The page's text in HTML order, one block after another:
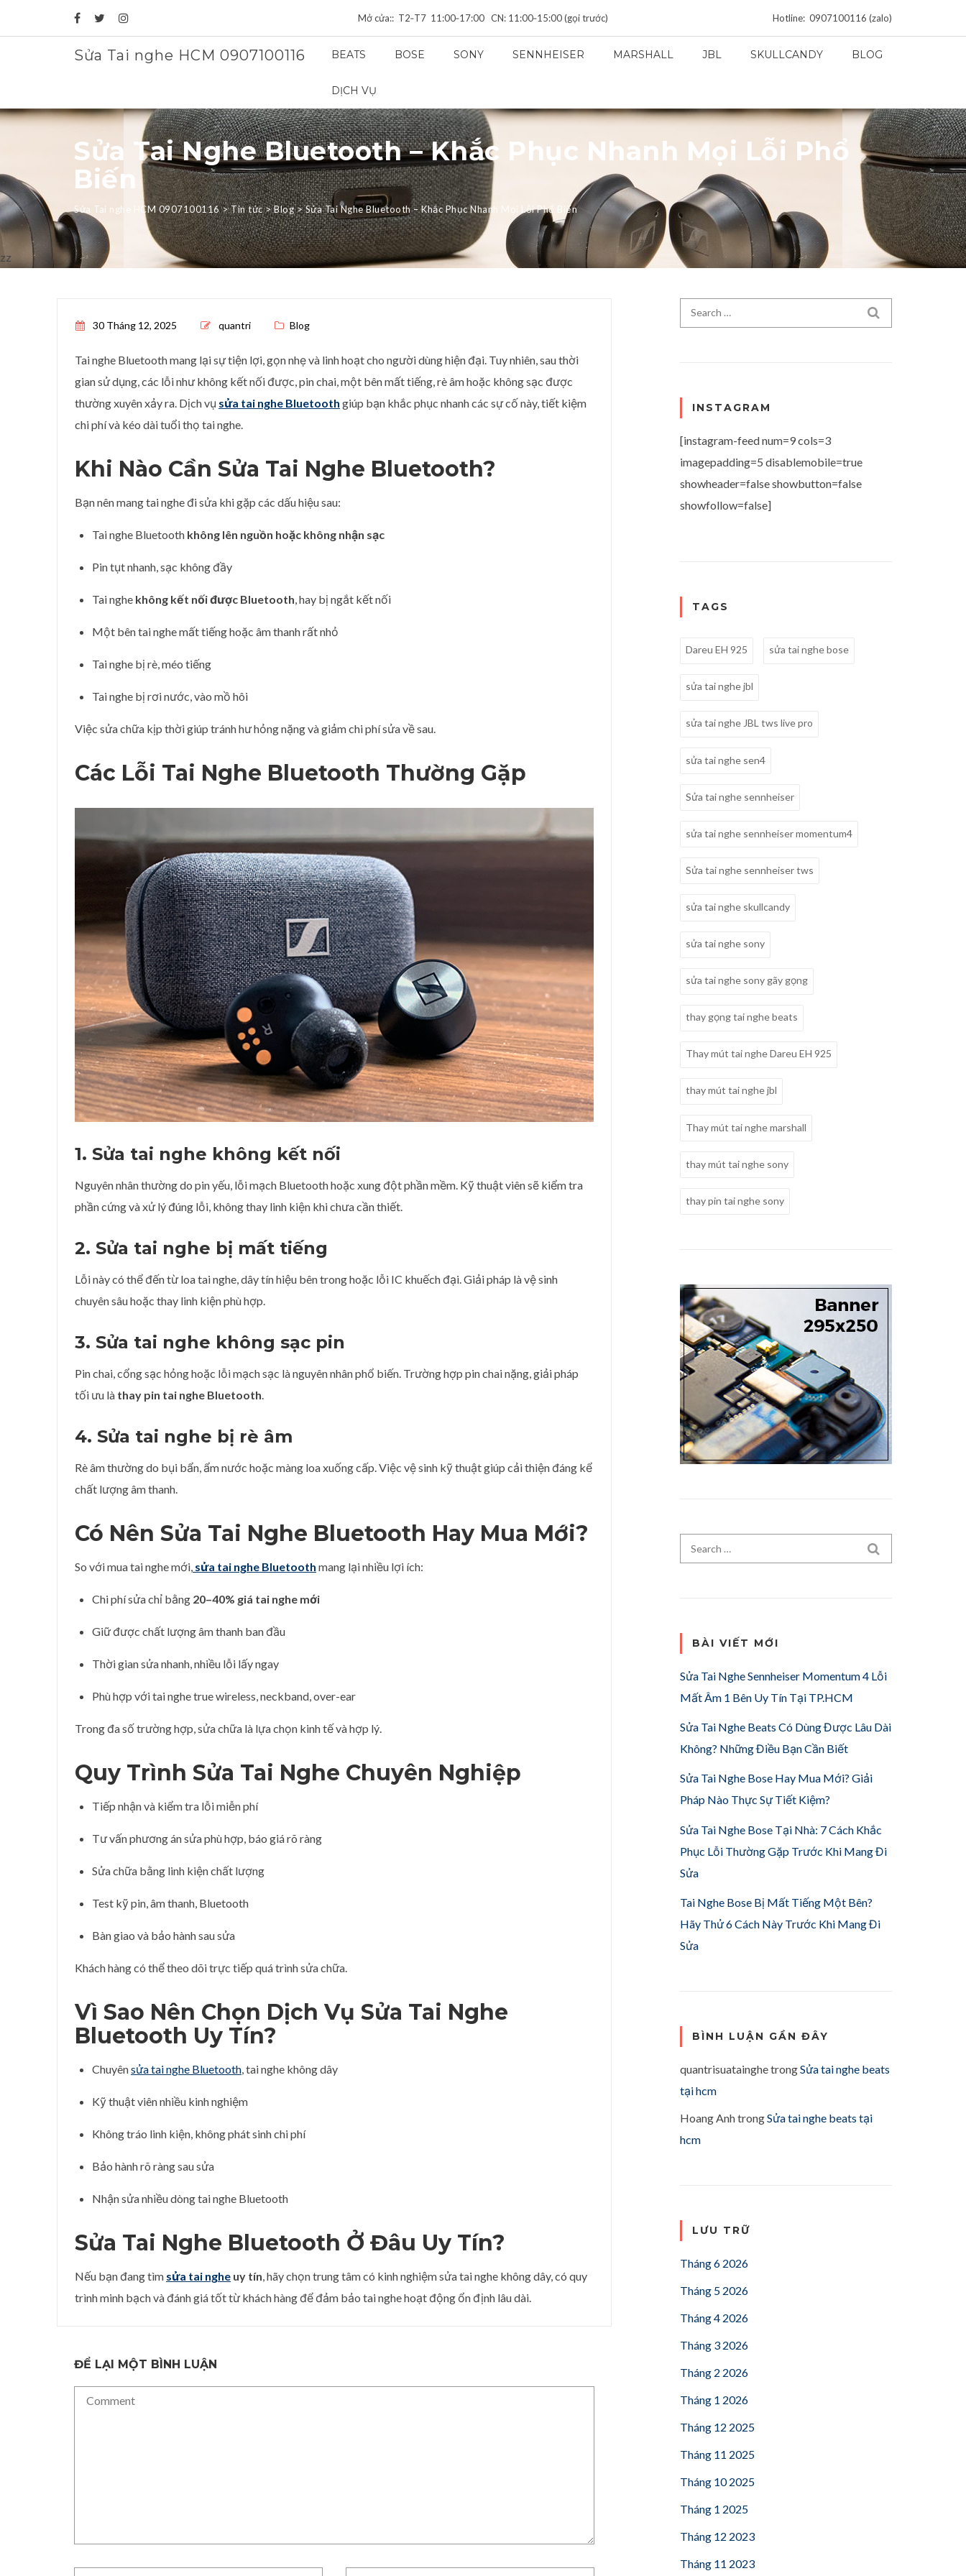
Mở cửa:: T2‑T7 11:00‑17:00 CN: 11:00‑15:00 (gọi trước) Hotline: 0907100116 (zalo)
Sửa Tai nghe HCM 0907100116 BEATS BOSE SONY SENNHEISER MARSHALL JBL SKULLCANDY BLOG
DỊCH VỤ
Sửa Tai Nghe Bluetooth – Khắc Phục Nhanh Mọi Lỗi Phổ
Biến
Sửa Tai nghe HCM 0907100116>Tin tức>Blog>Sửa Tai Nghe Bluetooth – Khắc Phục Nhanh Mọi Lỗi Phổ Biến
zz
Posted on
30 Tháng 12, 2025 quantri Blog
Tai nghe Bluetooth mang lại sự tiện lợi, gọn nhẹ và linh hoạt cho người dùng hiện đại. Tuy nhiên, sau thời
gian sử dụng, các lỗi như không kết nối được, pin chai, một bên mất tiếng, rè âm hoặc không sạc được
thường xuyên xảy ra. Dịch vụ sửa tai nghe Bluetooth giúp bạn khắc phục nhanh các sự cố này, tiết kiệm
chi phí và kéo dài tuổi thọ tai nghe.
Khi Nào Cần Sửa Tai Nghe Bluetooth?
Bạn nên mang tai nghe đi sửa khi gặp các dấu hiệu sau:
Tai nghe Bluetooth không lên nguồn hoặc không nhận sạc
Pin tụt nhanh, sạc không đầy
Tai nghe không kết nối được Bluetooth, hay bị ngắt kết nối
Một bên tai nghe mất tiếng hoặc âm thanh rất nhỏ
Tai nghe bị rè, méo tiếng
Tai nghe bị rơi nước, vào mồ hôi
Việc sửa chữa kịp thời giúp tránh hư hỏng nặng và giảm chi phí sửa về sau.
Các Lỗi Tai Nghe Bluetooth Thường Gặp
1. Sửa tai nghe không kết nối
Nguyên nhân thường do pin yếu, lỗi mạch Bluetooth hoặc xung đột phần mềm. Kỹ thuật viên sẽ kiểm tra
phần cứng và xử lý đúng lỗi, không thay linh kiện khi chưa cần thiết.
2. Sửa tai nghe bị mất tiếng
Lỗi này có thể đến từ loa tai nghe, dây tín hiệu bên trong hoặc lỗi IC khuếch đại. Giải pháp là vệ sinh
chuyên sâu hoặc thay linh kiện phù hợp.
3. Sửa tai nghe không sạc pin
Pin chai, cổng sạc hỏng hoặc lỗi mạch sạc là nguyên nhân phổ biến. Trường hợp pin chai nặng, giải pháp
tối ưu là thay pin tai nghe Bluetooth.
4. Sửa tai nghe bị rè âm
Rè âm thường do bụi bẩn, ẩm nước hoặc màng loa xuống cấp. Việc vệ sinh kỹ thuật giúp cải thiện đáng kể
chất lượng âm thanh.
Có Nên Sửa Tai Nghe Bluetooth Hay Mua Mới?
So với mua tai nghe mới, sửa tai nghe Bluetooth mang lại nhiều lợi ích:
Chi phí sửa chỉ bằng 20–40% giá tai nghe mới
Giữ được chất lượng âm thanh ban đầu
Thời gian sửa nhanh, nhiều lỗi lấy ngay
Phù hợp với tai nghe true wireless, neckband, over-ear
Trong đa số trường hợp, sửa chữa là lựa chọn kinh tế và hợp lý.
Quy Trình Sửa Tai Nghe Chuyên Nghiệp
Tiếp nhận và kiểm tra lỗi miễn phí
Tư vấn phương án sửa phù hợp, báo giá rõ ràng
Sửa chữa bằng linh kiện chất lượng
Test kỹ pin, âm thanh, Bluetooth
Bàn giao và bảo hành sau sửa
Khách hàng có thể theo dõi trực tiếp quá trình sửa chữa.
Vì Sao Nên Chọn Dịch Vụ Sửa Tai Nghe
Bluetooth Uy Tín?
Chuyênsửa tai nghe Bluetooth, tai nghe không dây
Kỹ thuật viên nhiều kinh nghiệm
Không tráo linh kiện, không phát sinh chi phí
Bảo hành rõ ràng sau sửa
Nhận sửa nhiều dòng tai nghe Bluetooth
Sửa Tai Nghe Bluetooth Ở Đâu Uy Tín?
Nếu bạn đang tìm sửa tai nghe uy tín, hãy chọn trung tâm có kinh nghiệm sửa tai nghe không dây, có quy
trình minh bạch và đánh giá tốt từ khách hàng để đảm bảo tai nghe hoạt động ổn định lâu dài.
ĐỂ LẠI MỘT BÌNH LUẬN
Search for:
INSTAGRAM
[instagram-feed num=9 cols=3
imagepadding=5 disablemobile=true
showheader=false showbutton=false
showfollow=false]
TAGS
Dareu EH 925 sửa tai nghe bose
sửa tai nghe jbl
sửa tai nghe JBL tws live pro
sửa tai nghe sen4
Sửa tai nghe sennheiser
sửa tai nghe sennheiser momentum4
Sửa tai nghe sennheiser tws
sửa tai nghe skullcandy
sửa tai nghe sony
sửa tai nghe sony gãy gọng
thay gọng tai nghe beats
Thay mút tai nghe Dareu EH 925
thay mút tai nghe jbl
Thay mút tai nghe marshall
thay mút tai nghe sony
thay pin tai nghe sony
Search for:
BÀI VIẾT MỚI
Sửa Tai Nghe Sennheiser Momentum 4 Lỗi
Mất Âm 1 Bên Uy Tín Tại TP.HCM
Sửa Tai Nghe Beats Có Dùng Được Lâu Dài
Không? Những Điều Bạn Cần Biết
Sửa Tai Nghe Bose Hay Mua Mới? Giải
Pháp Nào Thực Sự Tiết Kiệm?
Sửa Tai Nghe Bose Tại Nhà: 7 Cách Khắc
Phục Lỗi Thường Gặp Trước Khi Mang Đi
Sửa
Tai Nghe Bose Bị Mất Tiếng Một Bên?
Hãy Thử 6 Cách Này Trước Khi Mang Đi
Sửa
BÌNH LUẬN GẦN ĐÂY
quantrisuatainghetrongSửa tai nghe beats
tại hcm
Hoang AnhtrongSửa tai nghe beats tại
hcm
LƯU TRỮ
Tháng 6 2026
Tháng 5 2026
Tháng 4 2026
Tháng 3 2026
Tháng 2 2026
Tháng 1 2026
Tháng 12 2025
Tháng 11 2025
Tháng 10 2025
Tháng 1 2025
Tháng 12 2023
Tháng 11 2023